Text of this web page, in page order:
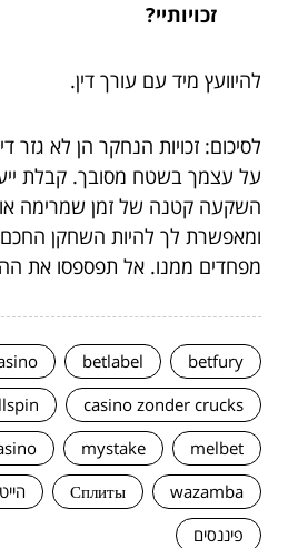
זכויותיי?
להיוועץ מיד עם עורך דין.
לסיכום: זכויות הנחקר הן לא גזר
על עצמך בשטח מסובך. קבלת
השקעה קטנה של זמן שמרימה
ומאפשרת לך להיות השחקן
מפחדים ממנו. אל תפספסו את
betfury
betlabel
casino zonder crucks
melbet
mystake
wazamba
Сплиты
פיננסים